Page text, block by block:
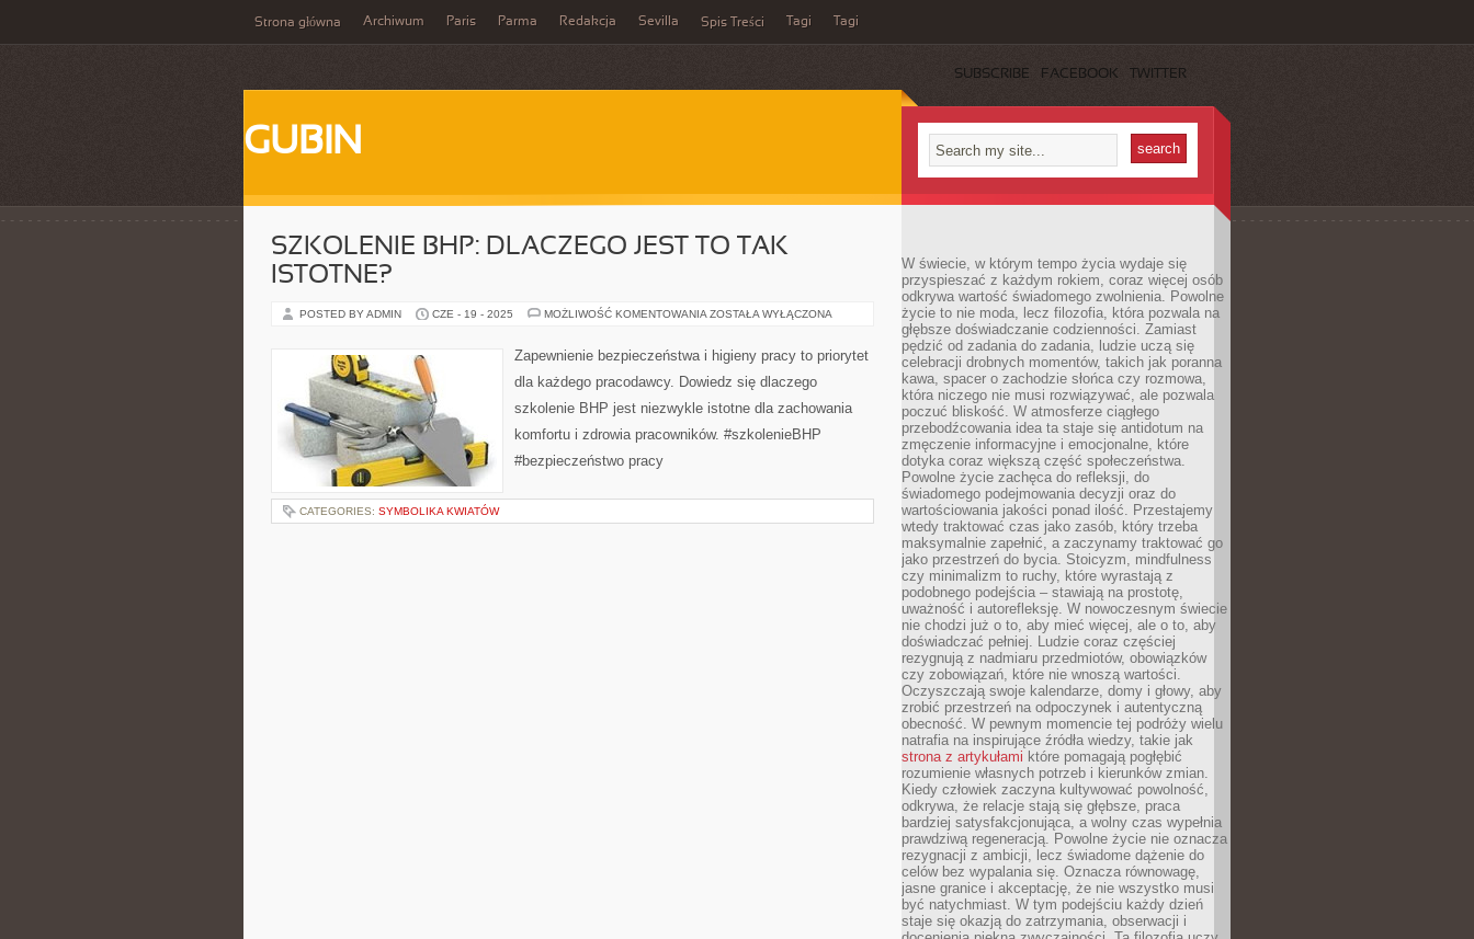
Strona główna Archiwum Paris Parma Redakcja Sevilla Spis Treści Tagi Tagi
SUBSCRIBE FACEBOOK TWITTER
GUBIN
SZKOLENIE BHP: DLACZEGO JEST TO TAK
ISTOTNE?
POSTED BY ADMIN CZE - 19 - 2025 MOŻLIWOŚĆ KOMENTOWANIA SZKOLENIE
JEST
TO
ISTOTNE?
ZOSTAŁA WYŁĄCZONA
Zapewnienie bezpieczeństwa i higieny pracy to priorytet
dla każdego pracodawcy. Dowiedz się dlaczego
szkolenie BHP jest niezwykle istotne dla zachowania
komfortu i zdrowia pracowników. #szkolenieBHP
#bezpieczeństwo pracy
CATEGORIES: SYMBOLIKA KWIATÓW
W świecie, w którym tempo życia wydaje się
przyspieszać z każdym rokiem, coraz więcej osób
odkrywa wartość świadomego zwolnienia. Powolne
życie to nie moda, lecz filozofia, która pozwala na
głębsze doświadczanie codzienności. Zamiast
pędzić od zadania do zadania, ludzie uczą się
celebracji drobnych momentów, takich jak poranna
kawa, spacer o zachodzie słońca czy rozmowa,
która niczego nie musi rozwiązywać, ale pozwala
poczuć bliskość. W atmosferze ciągłego
przebodźcowania idea ta staje się antidotum na
zmęczenie informacyjne i emocjonalne, które
dotyka coraz większą część społeczeństwa.
Powolne życie zachęca do refleksji, do
świadomego podejmowania decyzji oraz do
wartościowania jakości ponad ilość. Przestajemy
wtedy traktować czas jako zasób, który trzeba
maksymalnie zapełnić, a zaczynamy traktować go
jako przestrzeń do bycia. Stoicyzm, mindfulness
czy minimalizm to ruchy, które wyrastają z
podobnego podejścia – stawiają na prostotę,
uważność i autorefleksję. W nowoczesnym świecie
nie chodzi już o to, aby mieć więcej, ale o to, aby
doświadczać pełniej. Ludzie coraz częściej
rezygnują z nadmiaru przedmiotów, obowiązków
czy zobowiązań, które nie wnoszą wartości.
Oczyszczają swoje kalendarze, domy i głowy, aby
zrobić przestrzeń na odpoczynek i autentyczną
obecność. W pewnym momencie tej podróży wielu
natrafia na inspirujące źródła wiedzy, takie jak
strona z artykułami które pomagają pogłębić
rozumienie własnych potrzeb i kierunków zmian.
Kiedy człowiek zaczyna kultywować powolność,
odkrywa, że relacje stają się głębsze, praca
bardziej satysfakcjonująca, a wolny czas wypełnia
prawdziwą regeneracją. Powolne życie nie oznacza
rezygnacji z ambicji, lecz świadome dążenie do
celów bez wypalania się. Oznacza równowagę,
jasne granice i akceptację, że nie wszystko musi
być natychmiast. W tym podejściu każdy dzień
staje się okazją do zatrzymania, obserwacji i